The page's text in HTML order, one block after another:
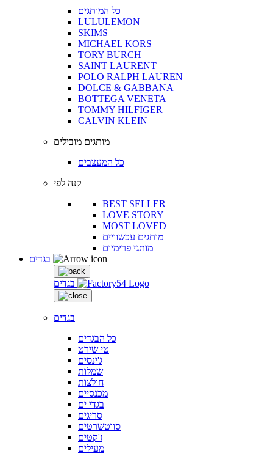
כל המותגים
LULULEMON
SKIMS
MICHAEL KORS
TORY BURCH
SAINT LAURENT
POLO RALPH LAUREN
DOLCE & GABBANA
BOTTEGA VENETA
TOMMY HILFIGER
CALVIN KLEIN
מותגים מובילים
כל המעצבים
קנה לפי
BEST SELLER
LOVE STORY
MOST LOVED
מותגים עכשוויים
מותגי פרימיום
בגדים
בגדים
כל הבגדים
טי שירט
ג'ינסים
שמלות
חולצות
מכנסיים
בגדי ים
סריגים
סווטשרטים
ז'קטים
מעילים